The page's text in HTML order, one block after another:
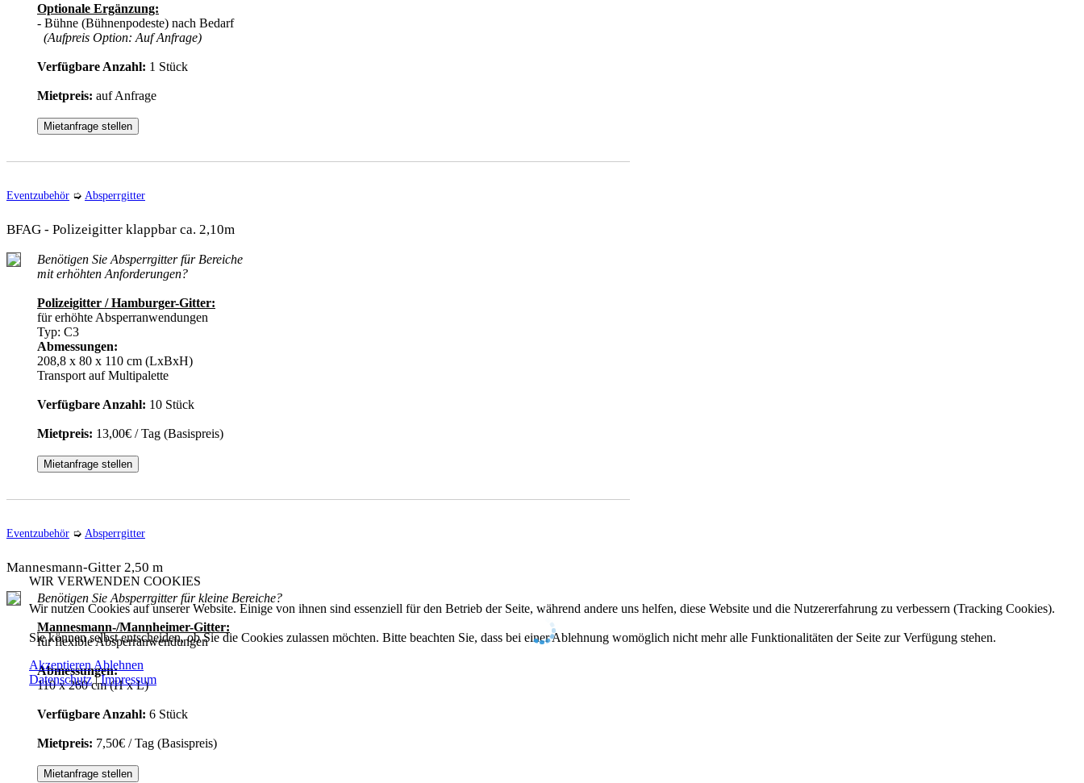
Optionale Ergänzung:
- Bühne (Bühnenpodeste) nach Bedarf
(Aufpreis Option: Auf Anfrage)
Verfügbare Anzahl: 1 Stück
Mietpreis: auf Anfrage
Mietanfrage stellen
Eventzubehör ➭ Absperrgitter
BFAG - Polizeigitter klappbar ca. 2,10m
Benötigen Sie Absperrgitter für Bereiche
mit erhöhten Anforderungen?
Polizeigitter / Hamburger-Gitter:
für erhöhte Absperranwendungen
Typ: C3
Abmessungen:
208,8 x 80 x 110 cm (LxBxH)
Transport auf Multipalette
Verfügbare Anzahl: 10 Stück
Mietpreis: 13,00€ / Tag (Basispreis)
Mietanfrage stellen
Eventzubehör ➭ Absperrgitter
Mannesmann-Gitter 2,50 m
Benötigen Sie Absperrgitter für kleine Bereiche?
Mannesmann-/Mannheimer-Gitter:
für flexible Absperranwendungen
Abmessungen:
110 x 260 cm (H x L)
Verfügbare Anzahl: 6 Stück
Mietpreis: 7,50€ / Tag (Basispreis)
Mietanfrage stellen
WIR VERWENDEN COOKIES
Wir nutzen Cookies auf unserer Website. Einige von ihnen sind essenziell für den Betrieb der Seite, während andere uns helfen, diese Website und die Nutzererfahrung zu verbessern (Tracking Cookies).
Sie können selbst entscheiden, ob Sie die Cookies zulassen möchten. Bitte beachten Sie, dass bei einer Ablehnung womöglich nicht mehr alle Funktionalitäten der Seite zur Verfügung stehen.
Akzeptieren Ablehnen
Datenschutz|Impressum